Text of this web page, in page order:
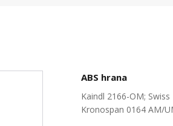
ABS hrana
Kaindl 2166-OM;
Kronospan 0164 AM/